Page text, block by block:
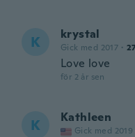
K krystal
Gick med 2017 · 27
Love love
för 2 år sen
K Kathleen
Gick med 2019